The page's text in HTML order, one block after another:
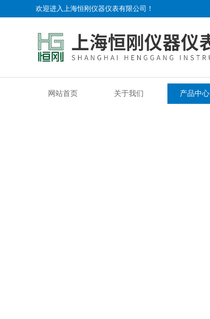
欢迎进入上海恒刚仪器仪表有限公司！
网站首页 关于我们 产品中心